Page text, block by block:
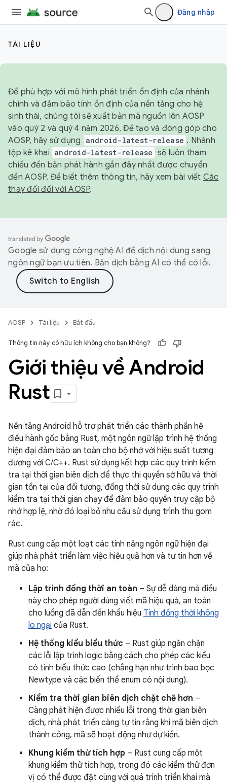
Đăng nhập
TÀI LIỆU
Để phù hợp với mô hình phát triển ổn định của nhánh
chính và đảm bảo tính ổn định của nền tảng cho hệ
sinh thái, chúng tôi sẽ xuất bản mã nguồn lên AOSP
vào quý 2 và quý 4 năm 2026. Để tạo và đóng góp cho
AOSP, hãy sử dụng
android-latest-release . Nhánh
tệp kê khai android-latest-release sẽ luôn tham
chiếu đến bản phát hành gần đây nhất được chuyển
đến AOSP. Để biết thêm thông tin, hãy xem bài viết Các
thay đổi đối với AOSP.
Google sử dụng công nghệ AI để dịch nội dung sang
ngôn ngữ bạn ưu tiên. Bản dịch bằng AI có thể có lỗi.
AOSP Tài liệu Bắt đầu
Thông tin này có hữu ích không cho bạn không?
Giới thiệu về Android
Rust
Nền tảng Android hỗ trợ phát triển các thành phần hệ
điều hành gốc bằng Rust, một ngôn ngữ lập trình hệ thống
hiện đại đảm bảo an toàn cho bộ nhớ với hiệu suất tương
đương với C/C++. Rust sử dụng kết hợp các quy trình kiểm
tra tại thời gian biên dịch để thực thi quyền sở hữu và thời
gian tồn tại của đối tượng, đồng thời sử dụng các quy trình
kiểm tra tại thời gian chạy để đảm bảo quyền truy cập bộ
nhớ hợp lệ, nhờ đó loại bỏ nhu cầu sử dụng trình thu gom
rác.
Rust cung cấp một loạt các tính năng ngôn ngữ hiện đại
giúp nhà phát triển làm việc hiệu quả hơn và tự tin hơn về
mã của họ:
Lập trình đồng thời an toàn – Sự dễ dàng mà điều
này cho phép người dùng viết mã hiệu quả, an toàn
cho luồng đã dẫn đến khẩu hiệu Tính đồng thời không
lo ngại của Rust.
Hệ thống kiểu biểu thức – Rust giúp ngăn chặn
các lỗi lập trình logic bằng cách cho phép các kiểu
có tính biểu thức cao (chẳng hạn như trình bao bọc
Newtype và các biến thể enum có nội dung).
Kiểm tra thời gian biên dịch chặt chẽ hơn –
Càng phát hiện được nhiều lỗi trong thời gian biên
dịch, nhà phát triển càng tự tin rằng khi mã biên dịch
thành công, mã sẽ hoạt động như dự kiến.
Khung kiểm thử tích hợp – Rust cung cấp một
khung kiểm thử tích hợp, trong đó các kiểm thử đơn
vị có thể được đặt cùng với quá trình triển khai mà